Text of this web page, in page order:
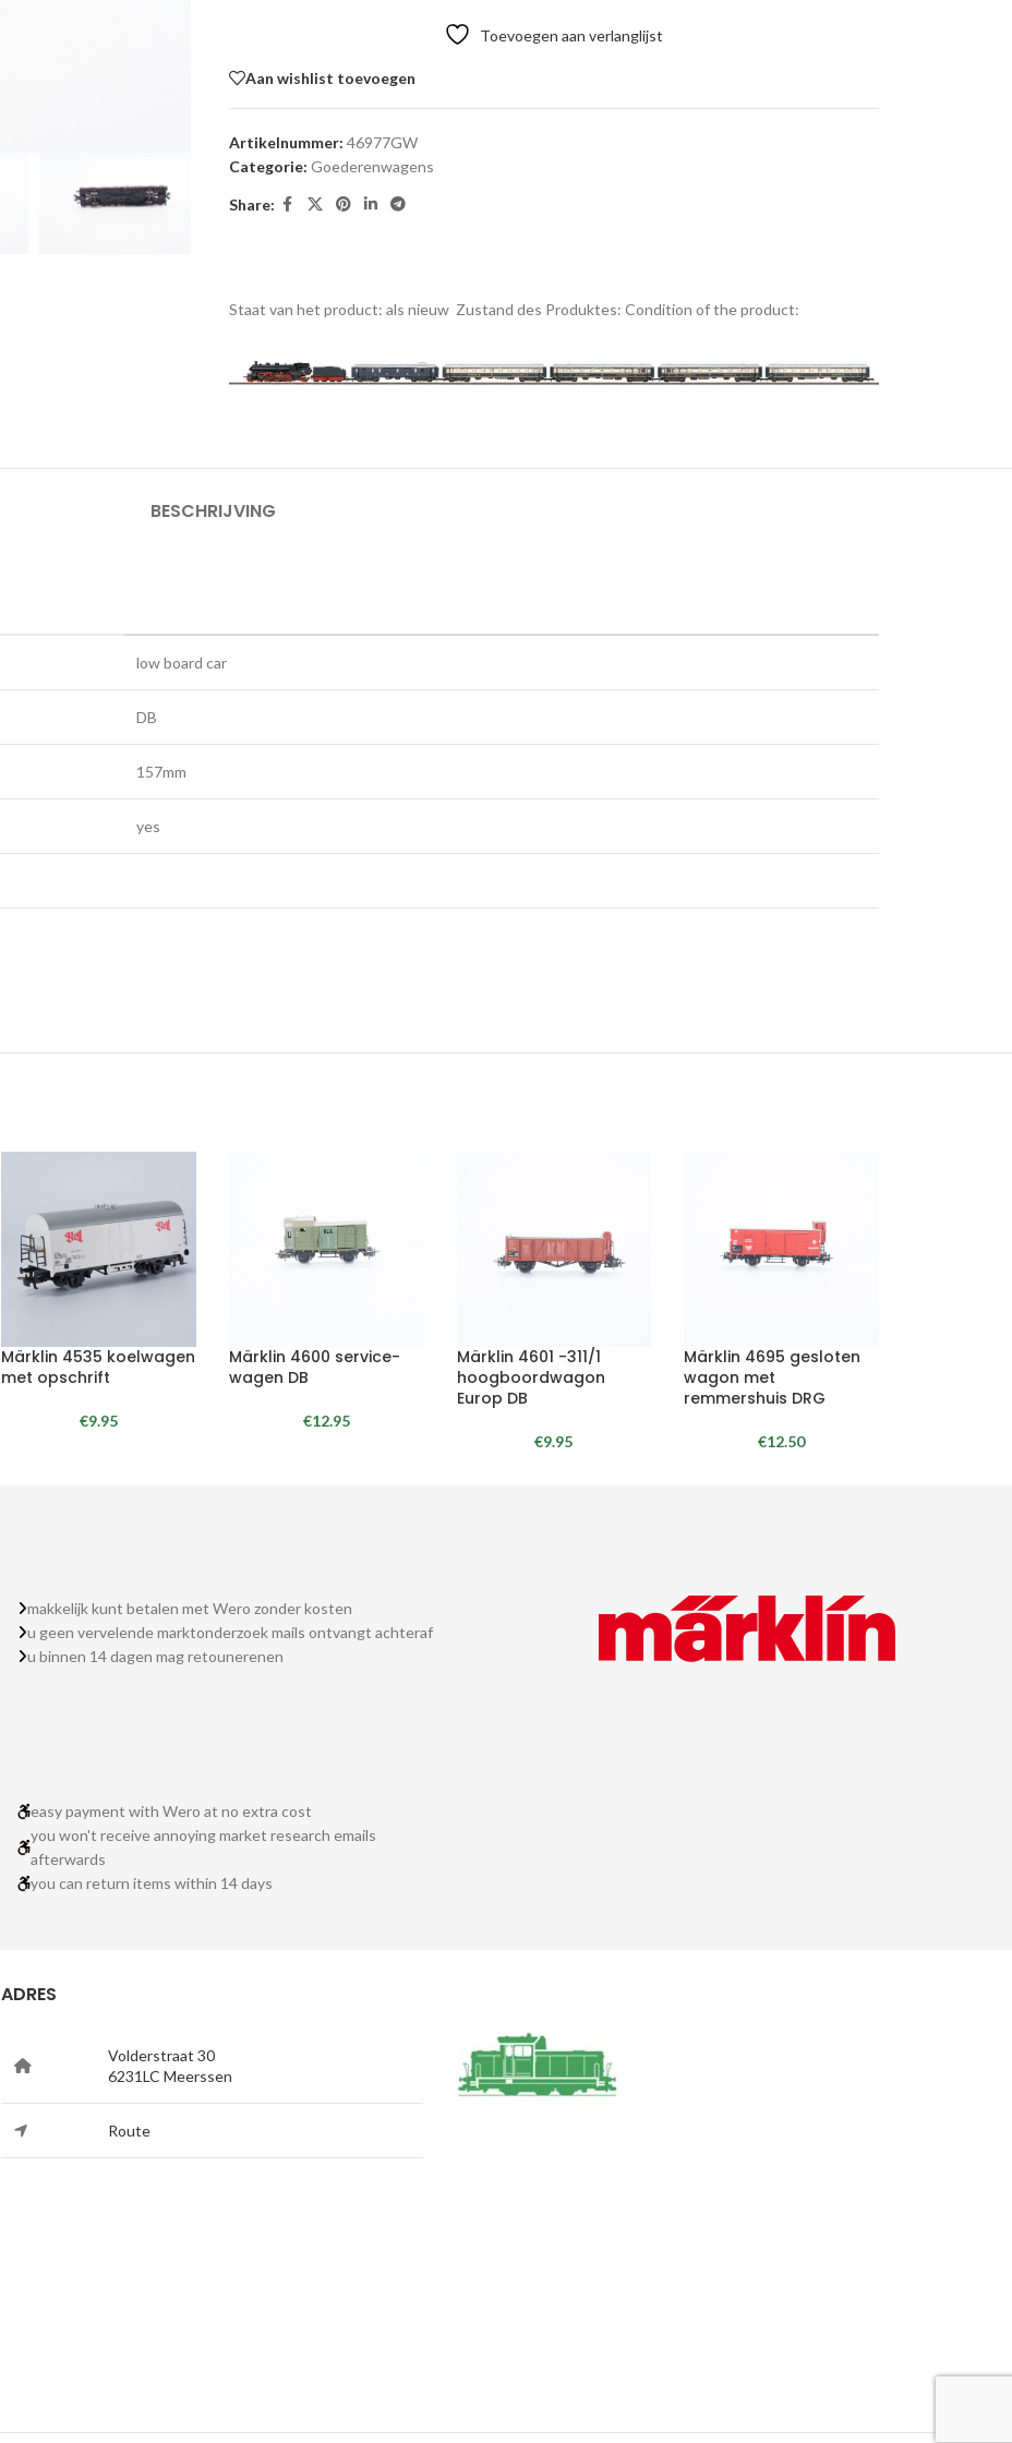
Toevoegen aan verlanglijst
Aan wishlist toevoegen
Artikelnummer: 46977GW
Categorie: Goederenwagens
Share:
Staat van het product: als nieuw Zustand des Produktes: Condition of the product:
BESCHRIJVING
low board car
DB
157mm
yes
Märklin 4535 koelwagen
met opschrift
€9.95
Märklin 4600 service-
wagen DB
€12.95
Märklin 4601 -311/1
hoogboordwagon
Europ DB
€9.95
Märklin 4695 gesloten
wagon met
remmershuis DRG
€12.50
makkelijk kunt betalen met Wero zonder kosten
u geen vervelende marktonderzoek mails ontvangt achteraf
u binnen 14 dagen mag retounerenen
easy payment with Wero at no extra cost
you won't receive annoying market research emails
afterwards
you can return items within 14 days
ADRES
Volderstraat 30
6231LC Meerssen
Route